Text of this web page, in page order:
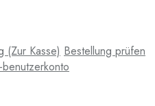
(Zur Kasse) Bestellung prüfen
benutzerkonto